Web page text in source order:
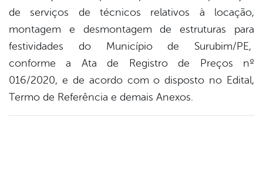
de serviços de técnicos relativos à locação,
montagem e desmontagem de estruturas para
festividades do Município de Surubim/PE,
conforme a Ata de Registro de Preços nº
016/2020, e de acordo com o disposto no Edital,
Termo de Referência e demais Anexos.